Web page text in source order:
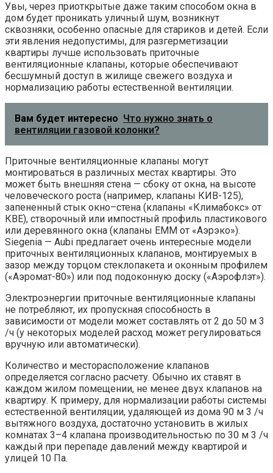
Увы, через приоткрытые даже таким способом окна в
дом будет проникать уличный шум, возникнут
сквозняки, особенно опасные для стариков и детей. Если
эти явления недопустимы, для разгерметизации
квартиры лучше использовать приточные
вентиляционные клапаны, которые обеспечивают
бесшумный доступ в жилище свежего воздуха и
нормализацию работы естественной вентиляции.
Вам будет интересно Что нужно знать о
вентиляции газовой колонки?
Приточные вентиляционные клапаны могут
монтироваться в различных местах квартиры. Это
может быть внешняя стена — сбоку от окна, на высоте
человеческого роста (например, клапаны КИВ-125),
запененный стык окно–стена (клапаны «Климабокс» от
КВЕ), створочный или импостный профиль пластикового
или деревянного окна (клапаны ЕММ от «Аэрэко»).
Siegenia — Aubi предлагает очень интересные модели
приточных вентиляционных клапанов, монтируемых в
зазор между торцом стеклопакета и оконным профилем
(«Аэромат-80») или под подоконную доску («Аэрофлэт»).
Электроэнергии приточные вентиляционные клапаны
не потребляют, их пропускная способность в
зависимости от модели может составлять от 2 до 50 м 3
/ч (у некоторых моделей расход может регулироваться
вручную или автоматически).
Количество и месторасположение клапанов
определяется согласно расчету. Обычно их ставят в
каждом жилом помещении, не менее двух клапанов на
квартиру. К примеру, для нормализации работы системы
естественной вентиляции, удаляющей из дома 90 м 3 /ч
вытяжного воздуха, достаточно установить в жилых
комнатах 3–4 клапана производительностью по 30 м 3 /ч
каждый при перепаде давлений между квартирой и
улицей 10 Па.